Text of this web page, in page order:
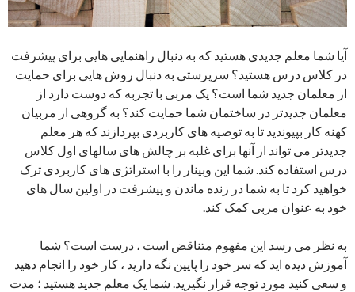
آیا شما معلم جدیدی هستید که به دنبال راهنمایی هایی برای پیشرفت
در کلاس درس هستید؟ سرپرستی به دنبال روش هایی برای حمایت
از معلمان جدید شما است؟ یک مربی با تجربه که دوست دارد از
معلمان جدیدتر در ساختمان شما حمایت کند؟ به گروهی از مربیان
کهنه کار بپیوندید تا به توصیه های کاربردی بپردازند که هر معلم
جدیدتر می تواند از آنها برای غلبه بر چالش های سالهای اول کلاس
درس استفاده کند. شما این وبینار را با استراتژی های کاربردی ترک
خواهید کرد تا به شما در زنده ماندن و پیشرفت در اولین سال های
خود به عنوان مربی کمک کند.
به نظر می رسد این مفهوم متناقض است ، درست است؟ شما
آموزش دیده اید که سر خود را پایین نگه دارید ، کار خود را انجام دهید
و سعی کنید مورد توجه قرار نگیرید. شما یک معلم جدید هستید ؛ مدت